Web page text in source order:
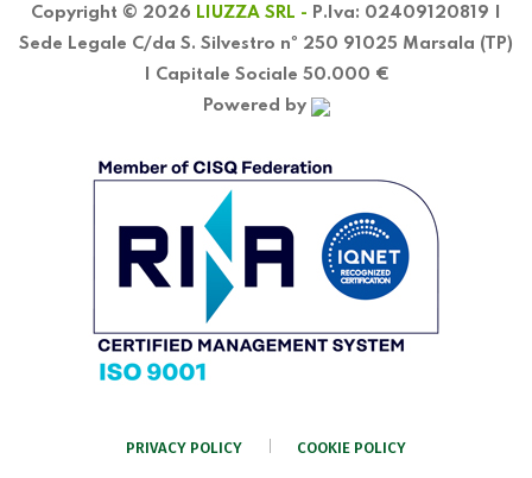
Copyright © 2026 LIUZZA SRL - P.Iva: 02409120819 |
Sede Legale C/da S. Silvestro nº 250 91025 Marsala (TP)
| Capitale Sociale 50.000 €
Powered by
PRIVACY POLICY COOKIE POLICY